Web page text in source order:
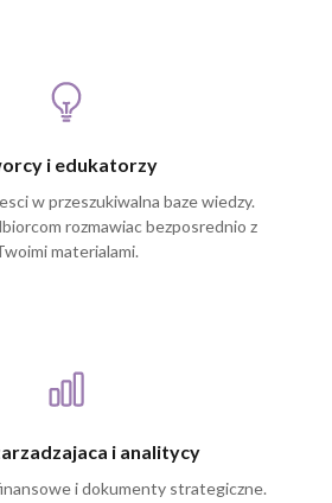
i edukatorzy
w przeszukiwalna baze wiedzy.
rozmawiac bezposrednio z
materialami.
i analitycy
i dokumenty strategiczne.
porownuj dane i podejmuj decyzje
szybciej.